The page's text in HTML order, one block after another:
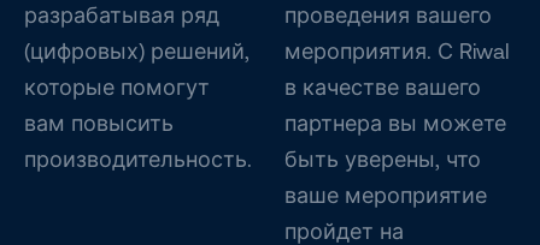
разрабатывая ряд
(цифровых) решений,
которые помогут
вам повысить
производительность.
проведения вашего
мероприятия. С Riwal
в качестве вашего
партнера вы можете
быть уверены, что
ваше мероприятие
пройдет на